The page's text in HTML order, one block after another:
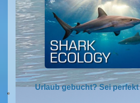
Urlaub gebucht? Sei